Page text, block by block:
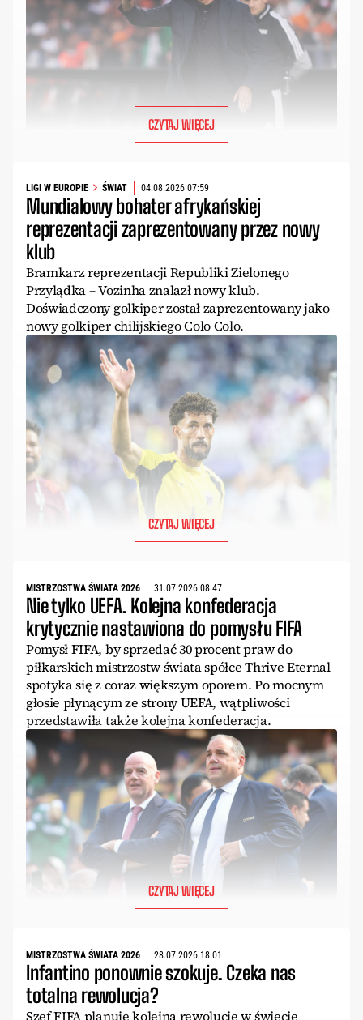
CZYTAJ WIĘCEJ
LIGI W EUROPIE ŚWIAT 04.08.2026 07:59
Mundialowy bohater afrykańskiej
reprezentacji zaprezentowany przez nowy
klub
Bramkarz reprezentacji Republiki Zielonego
Przylądka – Vozinha znalazł nowy klub.
Doświadczony golkiper został zaprezentowany jako
nowy golkiper chilijskiego Colo Colo.
CZYTAJ WIĘCEJ
MISTRZOSTWA ŚWIATA 2026 31.07.2026 08:47
Nie tylko UEFA. Kolejna konfederacja
krytycznie nastawiona do pomysłu FIFA
Pomysł FIFA, by sprzedać 30 procent praw do
piłkarskich mistrzostw świata spółce Thrive Eternal
spotyka się z coraz większym oporem. Po mocnym
głosie płynącym ze strony UEFA, wątpliwości
przedstawiła także kolejna konfederacja.
CZYTAJ WIĘCEJ
MISTRZOSTWA ŚWIATA 2026 28.07.2026 18:01
Infantino ponownie szokuje. Czeka nas
totalna rewolucja?
Szef FIFA planuje kolejną rewolucję w świecie